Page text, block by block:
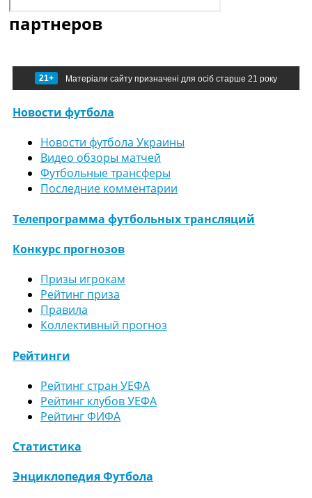
партнеров
21+ Матеріали сайту призначені для осіб старше 21 року
Новости футбола
Новости футбола Украины
Видео обзоры матчей
Футбольные трансферы
Последние комментарии
Телепрограмма футбольных трансляций
Конкурс прогнозов
Призы игрокам
Рейтинг приза
Правила
Коллективный прогноз
Рейтинги
Рейтинг стран УЕФА
Рейтинг клубов УЕФА
Рейтинг ФИФА
Статистика
Энциклопедия Футбола